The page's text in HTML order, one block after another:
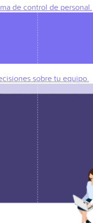
de control de personal.
sobre tu equipo.